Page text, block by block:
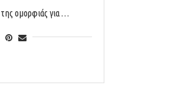
ομορφιάς για …